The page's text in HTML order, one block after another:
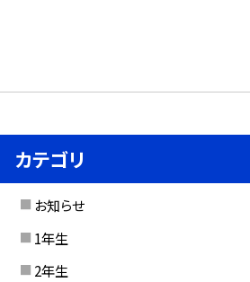
カテゴリ
お知らせ
1年生
2年生